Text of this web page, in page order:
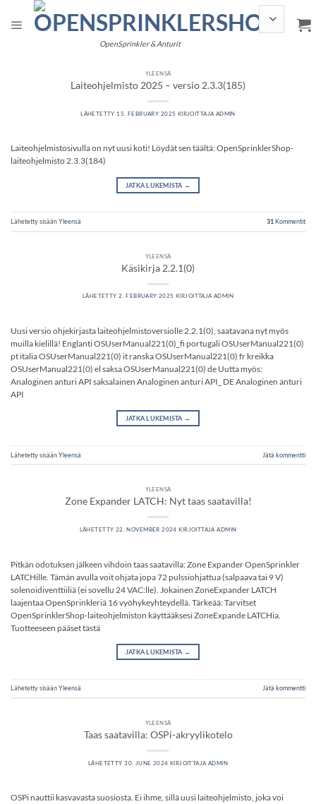
OpenSprinkler & Anturit
YLEENSÄ
Laiteohjelmisto 2025 – versio 2.3.3(185)
LÄHETETTY 15. FEBRUARY 2025 KIRJOITTAJA ADMIN
Laiteohjelmistosivulla on nyt uusi koti! Löydät sen täältä: OpenSprinklerShop-
laiteohjelmisto 2.3.3(184)
JATKA LUKEMISTA →
Lähetetty sisäänYleensä 31 Kommentit
YLEENSÄ
Käsikirja 2.2.1(0)
LÄHETETTY2. FEBRUARY 2025 KIRJOITTAJAADMIN
Uusi versio ohjekirjasta laiteohjelmistoversiolle 2.2.1(0), saatavana nyt myös
muilla kielillä! Englanti OSUserManual221(0)_fi portugali OSUserManual221(0)
pt italia OSUserManual221(0) it ranska OSUserManual221(0) fr kreikka
OSUserManual221(0) el saksa OSUserManual221(0) de Uutta myös:
Analoginen anturi API saksalainen Analoginen anturi API_ DE Analoginen anturi
API
JATKA LUKEMISTA →
Lähetetty sisäänYleensä Jätä kommentti
YLEENSÄ
Zone Expander LATCH: Nyt taas saatavilla!
LÄHETETTY 22. NOVEMBER 2024 KIRJOITTAJAADMIN
Pitkän odotuksen jälkeen vihdoin taas saatavilla: Zone Expander OpenSprinkler
LATCHille. Tämän avulla voit ohjata jopa 72 pulssiohjattua (salpaava tai 9 V)
solenoidiventtiiliä (ei sovellu 24 VAC:lle). Jokainen ZoneExpander LATCH
laajentaa OpenSprinkleriä 16 vyöhykeyhteydellä. Tärkeää: Tarvitset
OpenSprinklerShop-laiteohjelmiston käyttääksesi ZoneExpande LATCHia.
Tuotteeseen pääset tästä
JATKA LUKEMISTA →
Lähetetty sisäänYleensä Jätä kommentti
YLEENSÄ
Taas saatavilla: OSPi-akryylikotelo
LÄHETETTY30. JUNE 2024 KIRJOITTAJA ADMIN
OSPi nauttii kasvavasta suosiosta. Ei ihme, sillä uusi laiteohjelmisto, joka voi